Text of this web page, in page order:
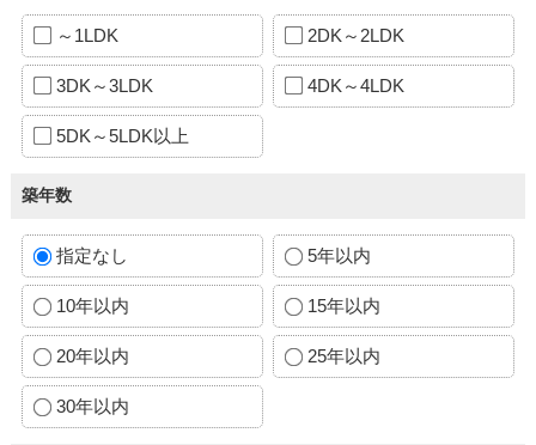
～1LDK 2DK～2LDK
3DK～3LDK 4DK～4LDK
5DK～5LDK以上
築年数
指定なし 5年以内
10年以内 15年以内
20年以内 25年以内
30年以内